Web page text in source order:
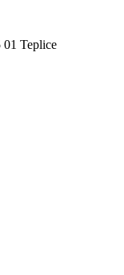
01 Teplice